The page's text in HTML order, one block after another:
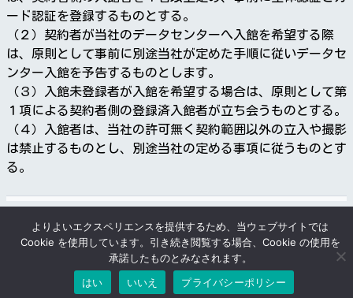
ード認証を登録するものとする。
（２）契約者が当社のデータセンターへ入館を希望する際
は、原則として事前に別途当社が定めた手順に従いデータセ
ンター入館を予告するものとします。
（３）入館未登録者が入館を希望する場合は、原則として第
１項による契約者側の登録済入館者が立ち会うものとする。
（４）入館者は、当社の許可無く契約範囲以外の立入や撮影
は禁止するものとし、別途当社の定める事項に従うものとす
る。
第３３条（免責）
（１）当社は原則として契約者自身が使用するハードウェア
及びソフトウェアの無償のサポートは行いません。
（２）契約者が自らの判断で著作権侵害等の違法の行為或い
よりよいエクスペリエンスを提供するため、当ウェブサイトでは
Cookie を使用しています。引き続き閲覧する場合、Cookie の使用を
承諾したものとみなされます。
はい
いいえ プライバシーポリシー